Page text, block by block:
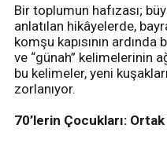
Bir toplumun hafızası;
anlatılan hikâyelerde,
komşu kapısının ardında
ve “günah” kelimelerinin
bu kelimeler, yeni
zorlanıyor.
70’lerin Çocukları: